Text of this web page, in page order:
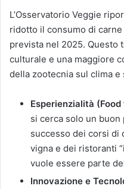
L’Osservatorio Veggie
ridotto il consumo di
prevista nel 2025. Questo
culturale e una maggiore
della zootecnia sul clima
Esperienzialità
si cerca solo un buon
successo dei corsi di
vigna e dei ristoranti
vuole essere parte
Innovazione e